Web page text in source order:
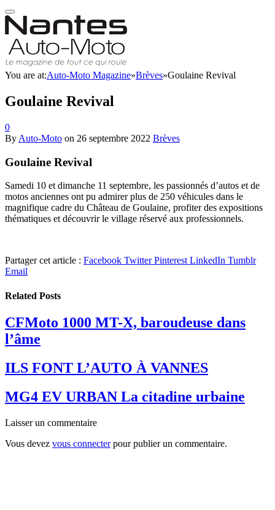
You are at:Auto-Moto Magazine»Brèves»Goulaine Revival
Goulaine Revival
0
By Auto-Moto on 26 septembre 2022 Brèves
Goulaine Revival
Samedi 10 et dimanche 11 septembre, les passionnés d’autos et de
motos anciennes ont pu admirer plus de 250 véhicules dans le
magnifique cadre du Château de Goulaine, profiter des expositions
thématiques et découvrir le village réservé aux professionnels.
Partager cet article : Facebook Twitter Pinterest LinkedIn Tumblr
Email
Related Posts
CFMoto 1000 MT-X, baroudeuse dans
l’âme
ILS FONT L’AUTO À VANNES
MG4 EV URBAN La citadine urbaine
Laisser un commentaire
Vous devez vous connecterpour publier un commentaire.